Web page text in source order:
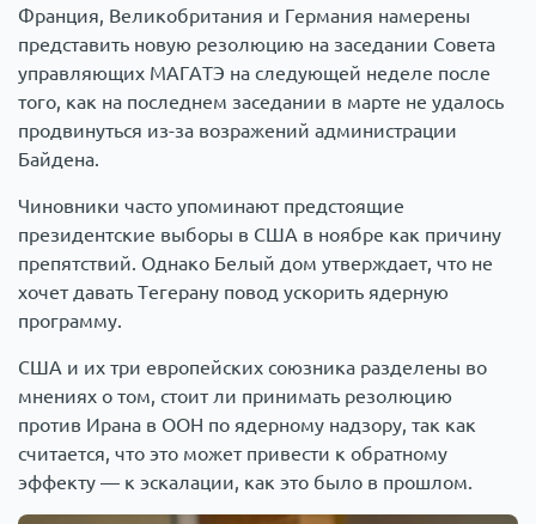
Франция, Великобритания и Германия намерены
представить новую резолюцию на заседании Совета
управляющих МАГАТЭ на следующей неделе после
того, как на последнем заседании в марте не удалось
продвинуться из-за возражений администрации
Байдена.
Чиновники часто упоминают предстоящие
президентские выборы в США в ноябре как причину
препятствий. Однако Белый дом утверждает, что не
хочет давать Тегерану повод ускорить ядерную
программу.
США и их три европейских союзника разделены во
мнениях о том, стоит ли принимать резолюцию
против Ирана в ООН по ядерному надзору, так как
считается, что это может привести к обратному
эффекту — к эскалации, как это было в прошлом.